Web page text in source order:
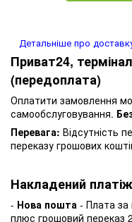
Детальніше про
Приват24,
(передоплата)
Оплатити замовлення
самообслуговування.
Перевага: Відсутність
переказу грошових
Накладений платіж
- Нова пошта - Плата за
плюс грошовий переказ